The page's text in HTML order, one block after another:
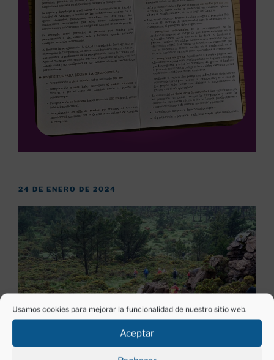
Usamos cookies para mejorar la funcionalidad de nuestro sitio web.
Aceptar
PUBLICADO
24 DE ENERO DE 2024